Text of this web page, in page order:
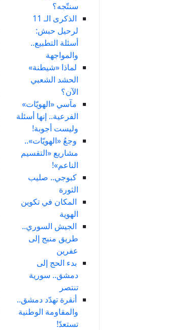
سنتّجه؟
الذكرى الـ 11
لرحيل حبش:
أسئلة التطبيع..
والمواجهة
لماذا «شيطنة»
الحشد الشعبي
الآن؟
مآسي «الهويّات»
الفرعية.. إنها أسئلة
وليست أجوبة!
وجعُ «الهويّات»..
مشاريع «التقسيم
الناعم»!
كبوجي.. صليب
الثورة
المكان في تكوين
الهوية
الجيش السوري..
طريق منبج إلى
عفرين
بدء الحج إلى
دمشق.. سورية
تنتصر
أنقرة تهدّد دمشق..
والمقاومة الوطنية
تستعدّ!